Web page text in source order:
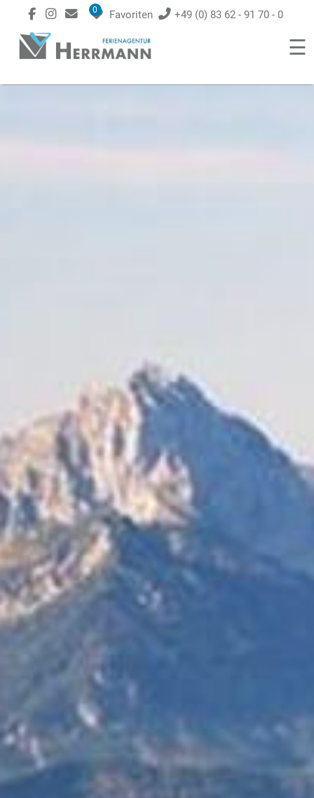
0 Favoriten +49 (0) 83 62 - 91 70 - 0
☰